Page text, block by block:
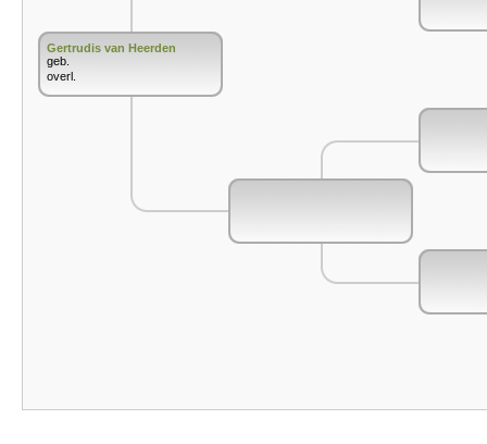
Gertrudis van Heerden
geb.
overl.